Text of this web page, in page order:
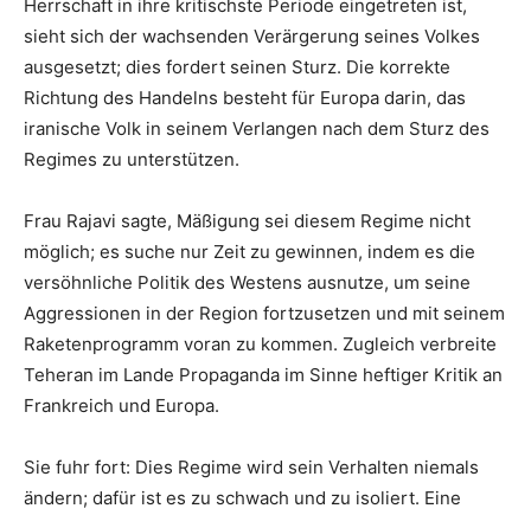
Herrschaft in ihre kritischste Periode eingetreten ist,
sieht sich der wachsenden Verärgerung seines Volkes
ausgesetzt; dies fordert seinen Sturz. Die korrekte
Richtung des Handelns besteht für Europa darin, das
iranische Volk in seinem Verlangen nach dem Sturz des
Regimes zu unterstützen.
Frau Rajavi sagte, Mäßigung sei diesem Regime nicht
möglich; es suche nur Zeit zu gewinnen, indem es die
versöhnliche Politik des Westens ausnutze, um seine
Aggressionen in der Region fortzusetzen und mit seinem
Raketenprogramm voran zu kommen. Zugleich verbreite
Teheran im Lande Propaganda im Sinne heftiger Kritik an
Frankreich und Europa.
Sie fuhr fort: Dies Regime wird sein Verhalten niemals
ändern; dafür ist es zu schwach und zu isoliert. Eine